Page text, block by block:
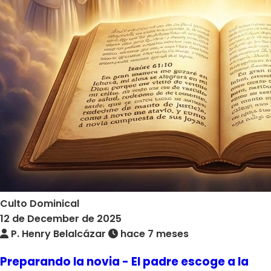
Culto Dominical
12 de December de 2025
P. Henry Belalcázar
hace 7 meses
Preparando la novia - El padre escoge a la